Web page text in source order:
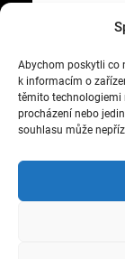
Abychom poskytli co
k informacím o
těmito technologiemi
procházení nebo
souhlasu může
https://
Copyright ©